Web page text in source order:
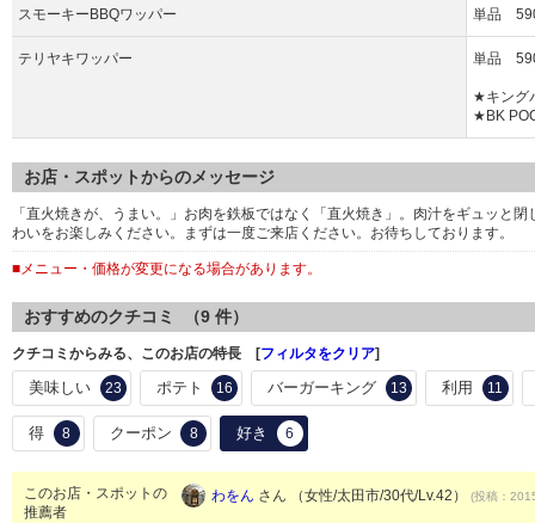
スモーキーBBQワッパー 単品
テリヤキワッパー 単品
★キング
★BK
お店・スポットからのメッセージ
「直火焼きが、うまい。」お肉を鉄板ではなく「直火焼き」。肉汁をギュッと
わいをお楽しみください。まずは一度ご来店ください。お待ちしております。
■メニュー・価格が変更になる場合があります。
おすすめのクチコミ （9 件）
クチコミからみる、このお店の特長 [フィルタをクリア]
美味しい 23 ポテト 16 バーガーキング 13 利用 11
得 8 クーポン 8 好き 6
このお店・スポットの
推薦者
わをん さん （女性/太田市/30代/Lv.42） (投稿：